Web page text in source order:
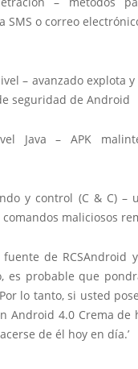
SMS o correo
– avanzado explota
seguridad de Android
Java – APK
y control (C & C) –
maliciosos
de RCSAndroid
es probable que
lo tanto, si usted
Android 4.0 Crema de
de él hoy en día.’